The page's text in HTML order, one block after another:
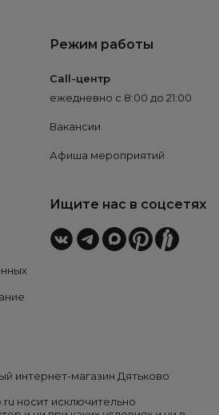
Режим работы
Call-центр
ежедневно с 8:00 до 21:00
Вакансии
Афиша мероприятий
Ищите нас в соцсетях
интернет-магазин Дятьково
носит исключительно